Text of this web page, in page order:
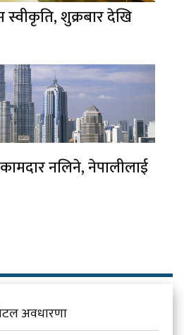
शुक्रबार देखि
नलिने, नेपालीलाई
अवधारणा